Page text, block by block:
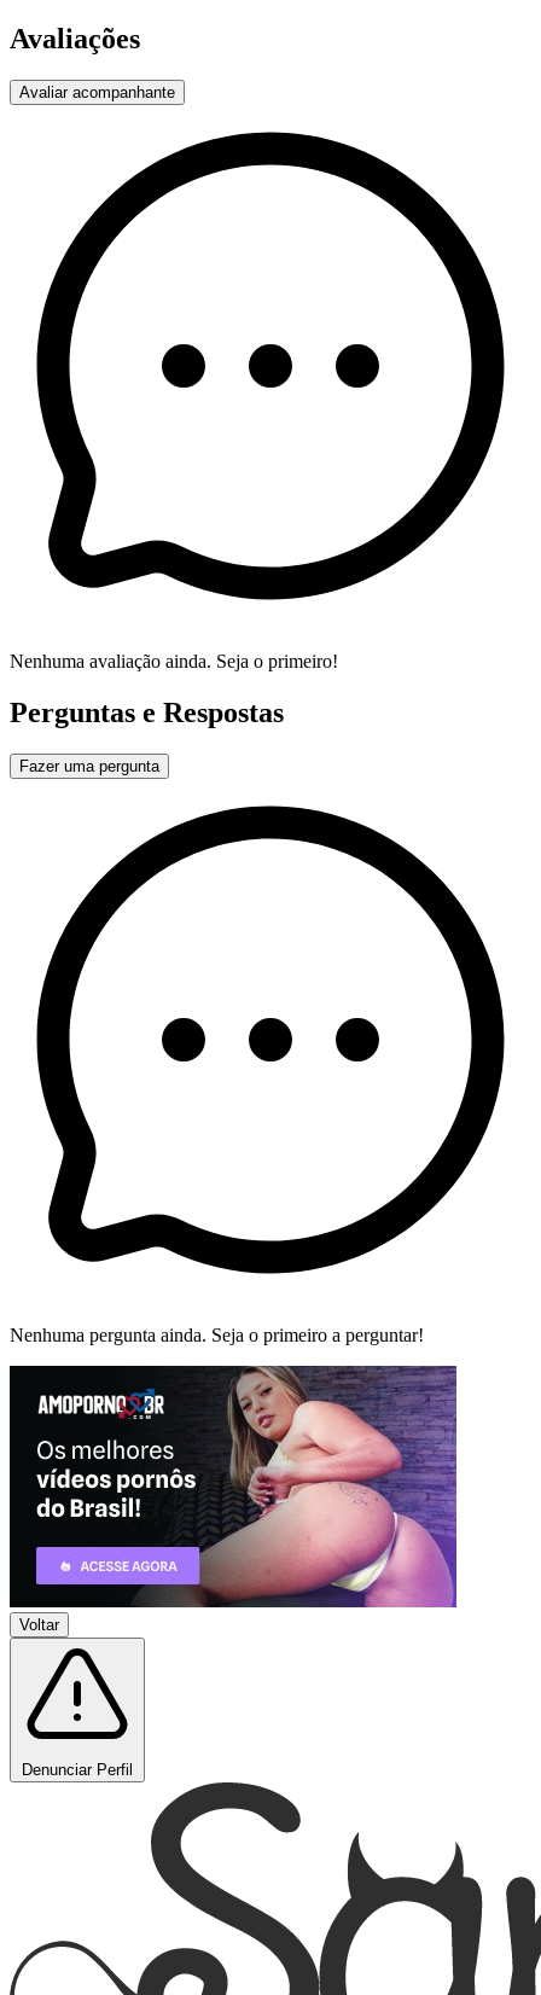
Avaliações
Avaliar acompanhante
Nenhuma avaliação ainda. Seja o primeiro!
Perguntas e Respostas
Fazer uma pergunta
Nenhuma pergunta ainda. Seja o primeiro a perguntar!
Voltar
Denunciar Perfil